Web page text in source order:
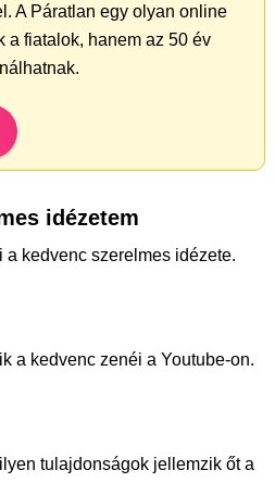
A Páratlan egy olyan online
a fiatalok, hanem az 50 év
idézetem
a kedvenc szerelmes idézete.
a kedvenc zenéi a Youtube-on.
tulajdonságok jellemzik őt a